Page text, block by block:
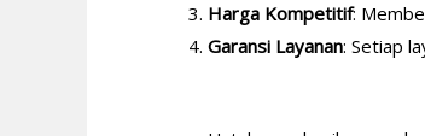
Harga Kompetitif:
Garansi Layanan: Setiap